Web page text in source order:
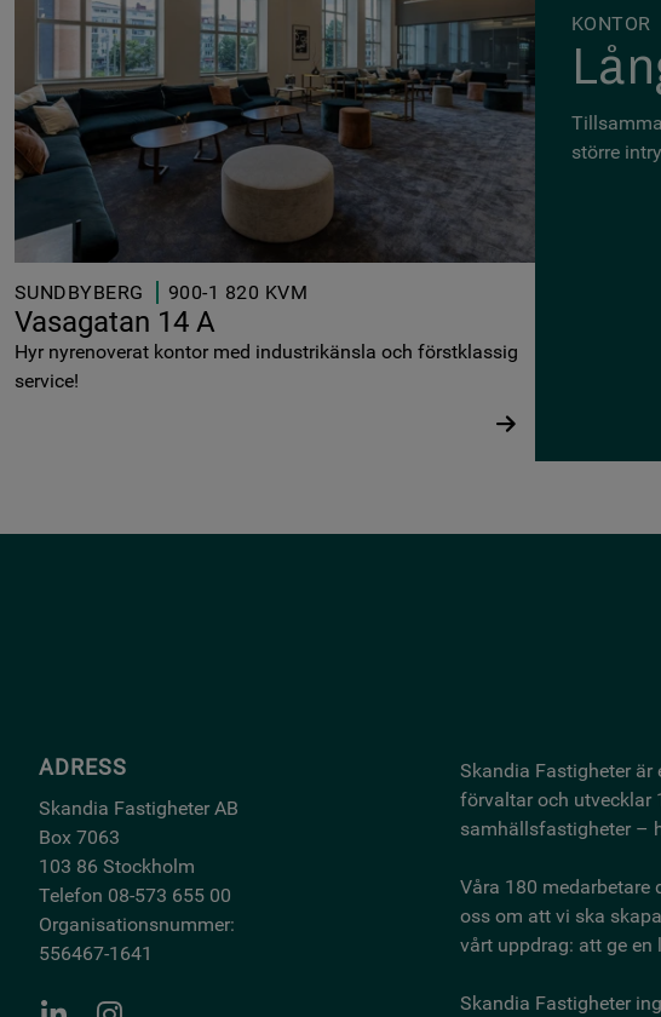
SUNDBYBERG 900-1 820 KVM
Vasagatan 14 A
Hyr nyrenoverat kontor med industrikänsla och förstklassig
service!
KONTOR
större
ADRESS
Skandia Fastigheter AB
Box 7063
103 86 Stockholm
Telefon 08-573 655 00
Organisationsnummer:
556467-1641
Skandia Fastigheter
förvaltar och utvecklar
samhällsfastigheter –
Våra 180 medarbetare
oss om att vi ska
vårt uppdrag: att ge
Skandia Fastigheter